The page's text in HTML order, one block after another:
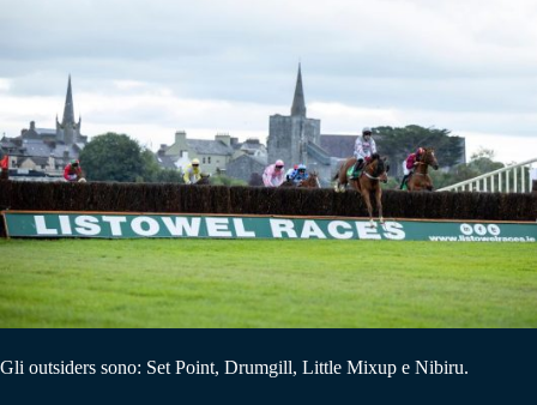
Gli outsiders sono: Set Point, Drumgill, Little Mixup e Nibiru.